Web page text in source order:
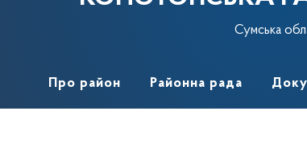
Сумська
Про район Районна рада